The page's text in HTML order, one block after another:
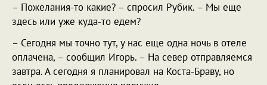
– Пожелания-то какие? – спросил Рубик. – Мы еще
здесь или уже куда-то едем?
– Сегодня мы точно тут, у нас еще одна ночь в отеле
оплачена, – сообщил Игорь. – На север отправляемся
завтра. А сегодня я планировал на Коста-Браву, но